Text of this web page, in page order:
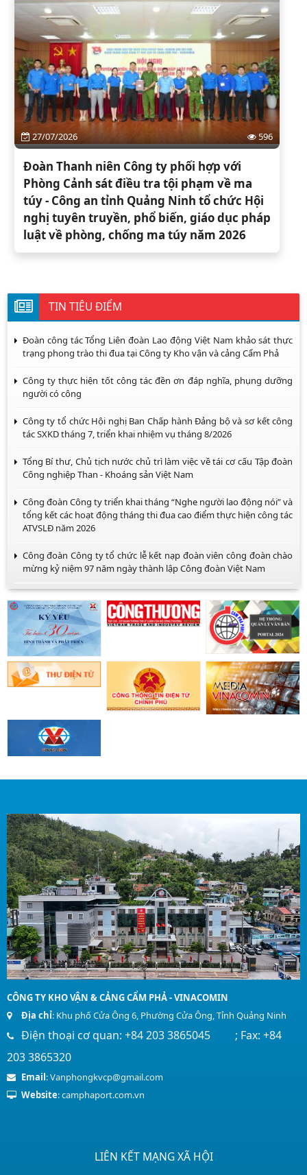
27/07/2026 596
Đoàn Thanh niên Công ty phối hợp với
Phòng Cảnh sát điều tra tội phạm về ma
túy - Công an tỉnh Quảng Ninh tổ chức Hội
nghị tuyên truyền, phổ biến, giáo dục pháp
luật về phòng, chống ma túy năm 2026
TIN TIÊU ĐIỂM
Đoàn công tác Tổng Liên đoàn Lao động Việt Nam khảo sát thực
trạng phong trào thi đua tại Công ty Kho vận và cảng Cẩm Phả
Công ty thực hiện tốt công tác đền ơn đáp nghĩa, phụng dưỡng
người có công
Công ty tổ chức Hội nghị Ban Chấp hành Đảng bộ và sơ kết công
tác SXKD tháng 7, triển khai nhiệm vụ tháng 8/2026
Tổng Bí thư, Chủ tịch nước chủ trì làm việc về tái cơ cấu Tập đoàn
Công nghiệp Than - Khoáng sản Việt Nam
Công đoàn Công ty triển khai tháng “Nghe người lao động nói” và
tổng kết các hoạt động tháng thi đua cao điểm thực hiện công tác
ATVSLĐ năm 2026
Công đoàn Công ty tổ chức lễ kết nạp đoàn viên công đoàn chào
mừng kỷ niệm 97 năm ngày thành lập Công đoàn Việt Nam
CÔNG TY KHO VẬN & CẢNG CẨM PHẢ - VINACOMIN
Địa chỉ: Khu phố Cửa Ông 6, Phường Cửa Ông, Tỉnh Quảng Ninh
Điện thoại cơ quan: +84 203 3865045 ; Fax: +84
203 3865320
Email: Vanphongkvcp@gmail.com
Website: camphaport.com.vn
LIÊN KẾT MẠNG XÃ HỘI